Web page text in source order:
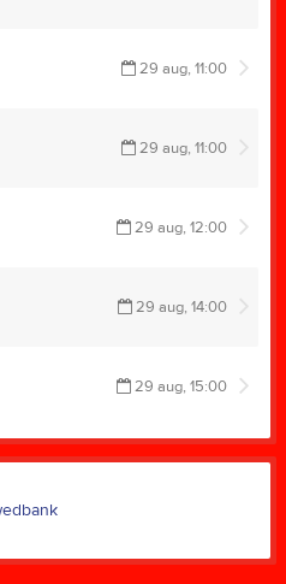
29 aug, 11:00
29 aug, 11:00
29 aug, 12:00
29 aug, 14:00
29 aug, 15:00